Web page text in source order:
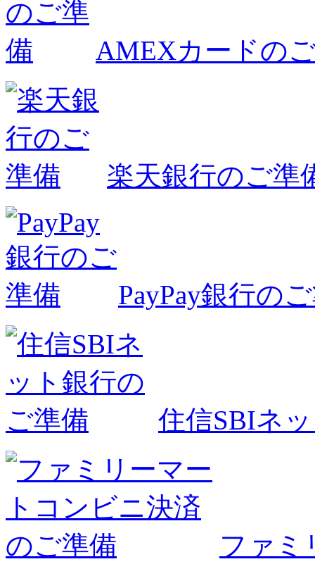
AMEXカードの
楽天銀行のご準
PayPay銀行の
住信SBIネ
ファミ